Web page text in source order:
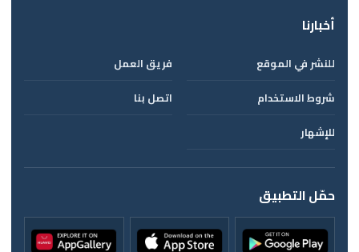
أخبارنا
للنشر في الموقع
فريق العمل
شروط الاستخدام
اتصل بنا
للإشهار
حمّل التطبيق